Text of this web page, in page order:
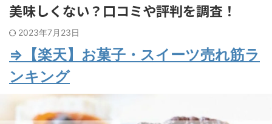
美味しくない？口コミや評判を調査！
2023年7月23日
⇒【楽天】お菓子・スイーツ売れ筋ラ
ンキング